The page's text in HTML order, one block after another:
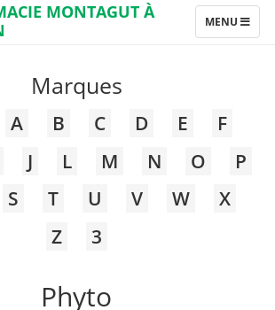
MONTAGUT À
TOGGLE
NAVIGATION
MENU
Marques
A B C D E
F
J L M N O
P
S T U V W
X
Z
3
Phyto